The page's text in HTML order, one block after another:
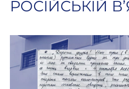
РОСІЙСЬКІЙ